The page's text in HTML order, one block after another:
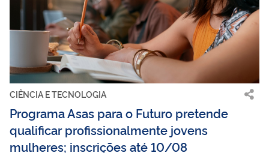
CIÊNCIA E TECNOLOGIA
Programa Asas para o Futuro pretende
qualificar profissionalmente jovens
mulheres; inscrições até 10/08